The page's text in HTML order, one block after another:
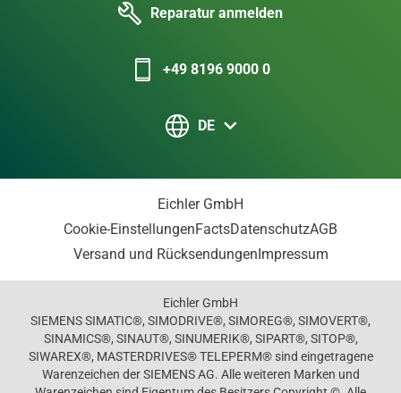
Reparatur anmelden
+49 8196 9000 0
DE
Eichler GmbH
Cookie-EinstellungenFactsDatenschutzAGB
Versand und RücksendungenImpressum
Eichler GmbH
SIEMENS SIMATIC®, SIMODRIVE®, SIMOREG®, SIMOVERT®,
SINAMICS®, SINAUT®, SINUMERIK®, SIPART®, SITOP®,
SIWAREX®, MASTERDRIVES® TELEPERM® sind eingetragene
Warenzeichen der SIEMENS AG. Alle weiteren Marken und